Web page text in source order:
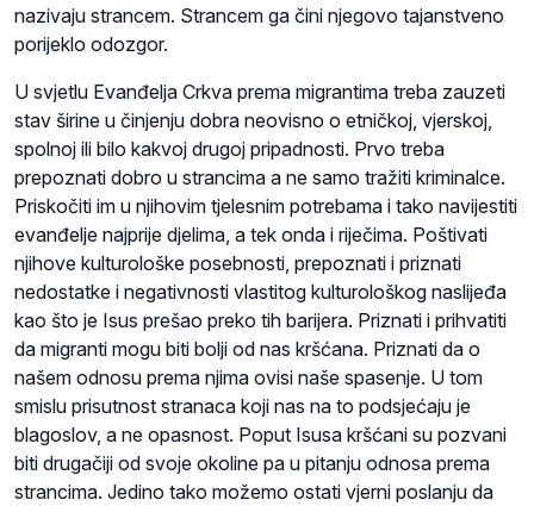
nazivaju strancem. Strancem ga čini njegovo tajanstveno
porijeklo odozgor.
U svjetlu Evanđelja Crkva prema migrantima treba zauzeti
stav širine u činjenju dobra neovisno o etničkoj, vjerskoj,
spolnoj ili bilo kakvoj drugoj pripadnosti. Prvo treba
prepoznati dobro u strancima a ne samo tražiti kriminalce.
Priskočiti im u njihovim tjelesnim potrebama i tako navijestiti
evanđelje najprije djelima, a tek onda i riječima. Poštivati
njihove kulturološke posebnosti, prepoznati i priznati
nedostatke i negativnosti vlastitog kulturološkog naslijeđa
kao što je Isus prešao preko tih barijera. Priznati i prihvatiti
da migranti mogu biti bolji od nas kršćana. Priznati da o
našem odnosu prema njima ovisi naše spasenje. U tom
smislu prisutnost stranaca koji nas na to podsjećaju je
blagoslov, a ne opasnost. Poput Isusa kršćani su pozvani
biti drugačiji od svoje okoline pa u pitanju odnosa prema
strancima. Jedino tako možemo ostati vjerni poslanju da